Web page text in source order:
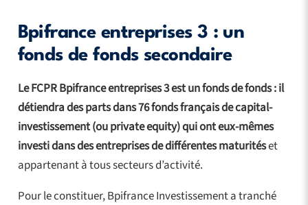
Bpifrance entreprises 3 : un
fonds de fonds secondaire
Le FCPR Bpifrance entreprises 3 est un fonds de fonds : il
détiendra des parts dans 76 fonds français de capital-
investissement (ou private equity) qui ont eux-mêmes
investi dans des entreprises de différentes maturitéset
appartenant à tous secteurs d’activité.
Pour le constituer, Bpifrance Investissement a tranché